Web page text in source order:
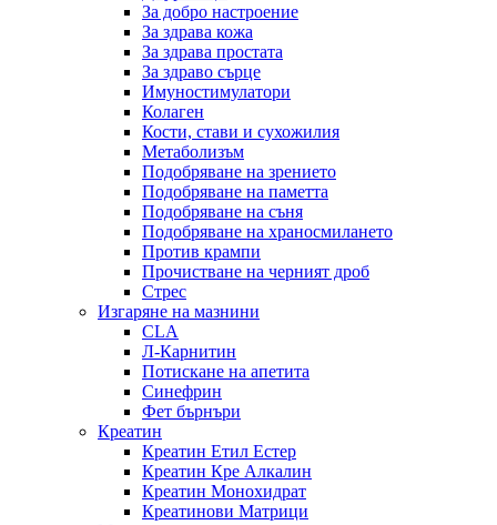
За добро настроение
За здрава кожа
За здрава простата
За здраво сърце
Имуностимулатори
Колаген
Кости, стави и сухожилия
Метаболизъм
Подобряване на зрението
Подобряване на паметта
Подобряване на съня
Подобряване на храносмилането
Против крампи
Прочистване на черният дроб
Стрес
Изгаряне на мазнини
CLA
Л-Карнитин
Потискане на апетита
Синефрин
Фет бърнъри
Креатин
Креатин Етил Естер
Креатин Кре Алкалин
Креатин Монохидрат
Креатинови Матрици